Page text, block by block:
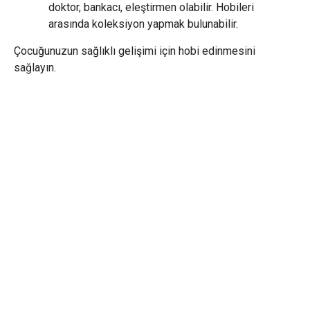
doktor, bankacı, eleştirmen olabilir. Hobileri
arasında koleksiyon yapmak bulunabilir.
Çocuğunuzun sağlıklı gelişimi için hobi edinmesini
sağlayın.